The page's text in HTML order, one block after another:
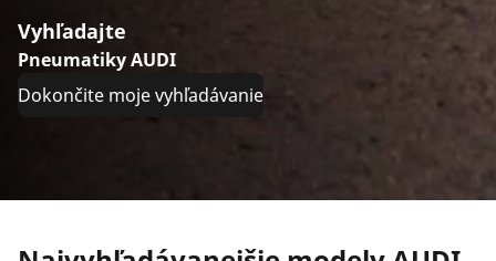
Vyhľadajte
Pneumatiky AUDI
Dokončite moje vyhľadávanie